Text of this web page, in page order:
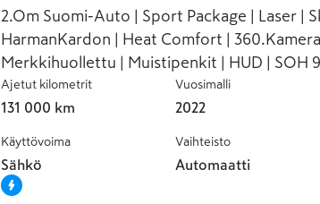
2.Om Suomi-Auto | Sport Package | Laser |
HarmanKardon | Heat Comfort |
Merkkihuollettu | Muistipenkit | HUD | SOH
Ajetut kilometrit
131 000 km
Vuosimalli
2022
Käyttövoima
Sähkö
Vaihteisto
Automaatti